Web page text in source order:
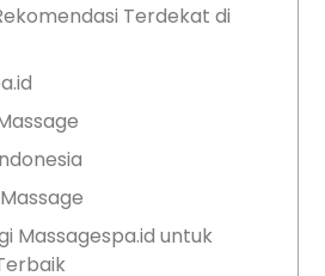
Terdekat di
Massagespa.id untuk